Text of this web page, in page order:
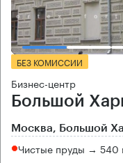
БЕЗ КОМИССИИ
Бизнес-центр
Большой
Москва, Большой
Чистые пруды → 540